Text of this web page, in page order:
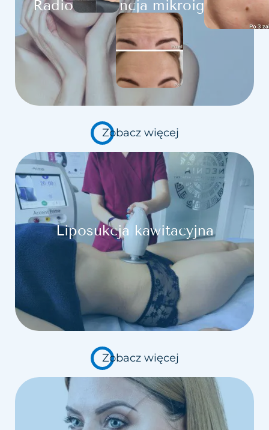
Radiofrekwencja mikroigłowa
Zobacz więcej
Liposukcja kawitacyjna
Zobacz więcej